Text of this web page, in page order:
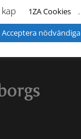
kap
1ZA Cookies .
Acceptera nödvändiga